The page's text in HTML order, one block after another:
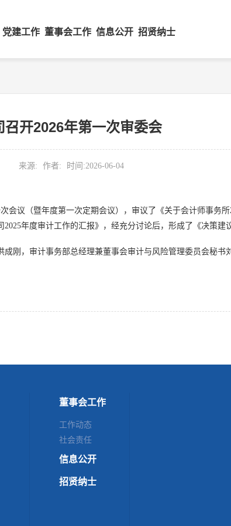
党建工作 董事会工作 信息公开 招贤纳士
召开2026年第一次审委会
来源: 作者: 时间:2026-06-04
会议（暨年度第一次定期会议），审议了《关于会计师事务
年度审计工作的汇报》，经充分讨论后，形成了《决策建
刚，审计事务部总经理兼董事会审计与风险管理委员会秘
董事会工作
工作动态
社会责任
信息公开
招贤纳士